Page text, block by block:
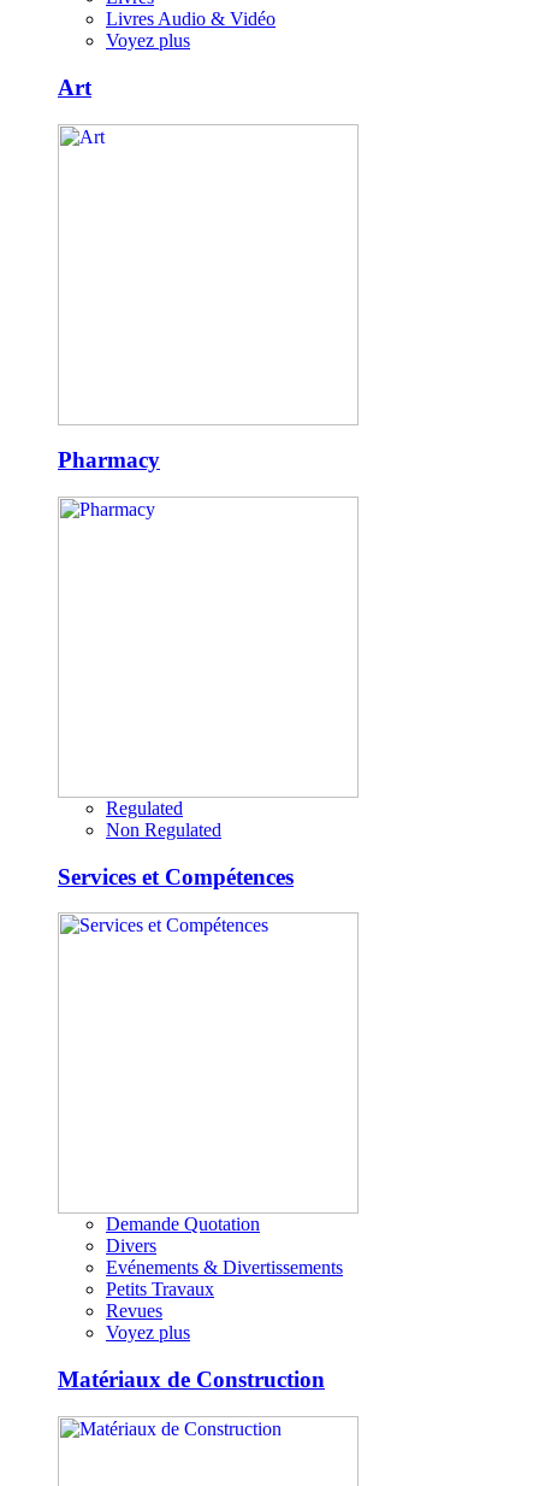
Livres Audio & Vidéo
Voyez plus
Art
Pharmacy
Regulated
Non Regulated
Services et Compétences
Demande Quotation
Divers
Evénements & Divertissements
Petits Travaux
Revues
Voyez plus
Matériaux de Construction